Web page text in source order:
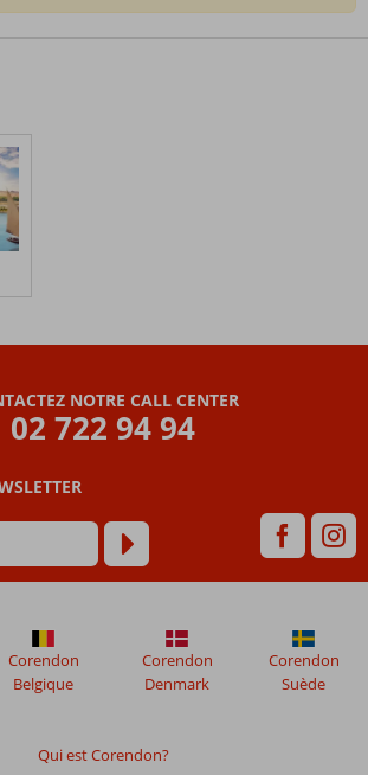
NOTRE CALL CENTER
02 722 94 94
Qui est Corendon?
Corendon
Belgique
Corendon
Denmark
Corendon
Suède